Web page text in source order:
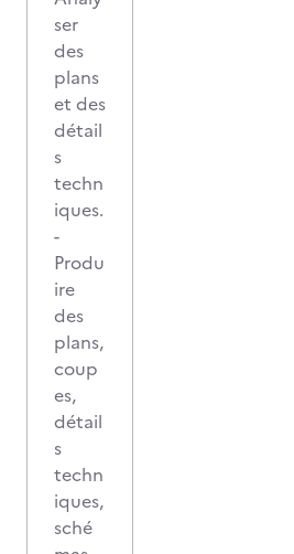
ser
des
plans
et des
détail
s
techn
iques.
-
Produ
ire
des
plans,
coup
es,
détail
s
techn
iques,
sché